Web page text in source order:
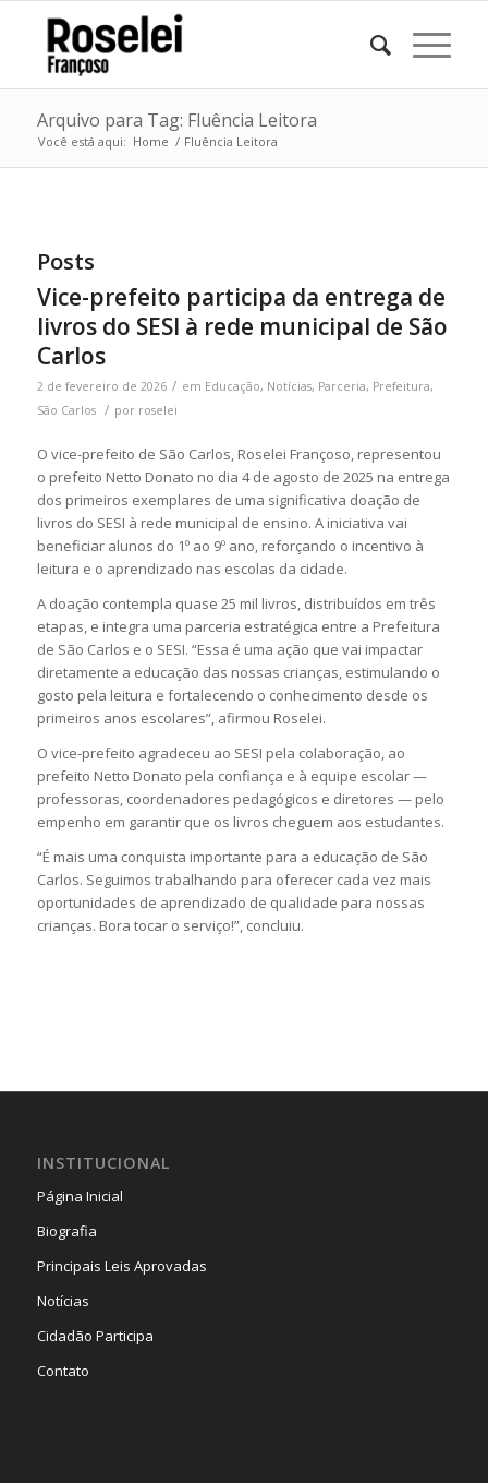
Arquivo para Tag: Fluência Leitora
Você está aqui: Home / Fluência Leitora
Posts
Vice-prefeito participa da entrega de
livros do SESI à rede municipal de São
Carlos
2 de fevereiro de 2026 / em Educação, Notícias, Parceria, Prefeitura,
São Carlos
/ por roselei
O vice-prefeito de São Carlos, Roselei Françoso, representou
o prefeito Netto Donato no dia 4 de agosto de 2025 na entrega
dos primeiros exemplares de uma significativa doação de
livros do SESI à rede municipal de ensino. A iniciativa vai
beneficiar alunos do 1º ao 9º ano, reforçando o incentivo à
leitura e o aprendizado nas escolas da cidade.
A doação contempla quase 25 mil livros, distribuídos em três
etapas, e integra uma parceria estratégica entre a Prefeitura
de São Carlos e o SESI. “Essa é uma ação que vai impactar
diretamente a educação das nossas crianças, estimulando o
gosto pela leitura e fortalecendo o conhecimento desde os
primeiros anos escolares”, afirmou Roselei.
O vice-prefeito agradeceu ao SESI pela colaboração, ao
prefeito Netto Donato pela confiança e à equipe escolar —
professoras, coordenadores pedagógicos e diretores — pelo
empenho em garantir que os livros cheguem aos estudantes.
“É mais uma conquista importante para a educação de São
Carlos. Seguimos trabalhando para oferecer cada vez mais
oportunidades de aprendizado de qualidade para nossas
crianças. Bora tocar o serviço!”, concluiu.
INSTITUCIONAL
Página Inicial
Biografia
Principais Leis Aprovadas
Notícias
Cidadão Participa
Contato